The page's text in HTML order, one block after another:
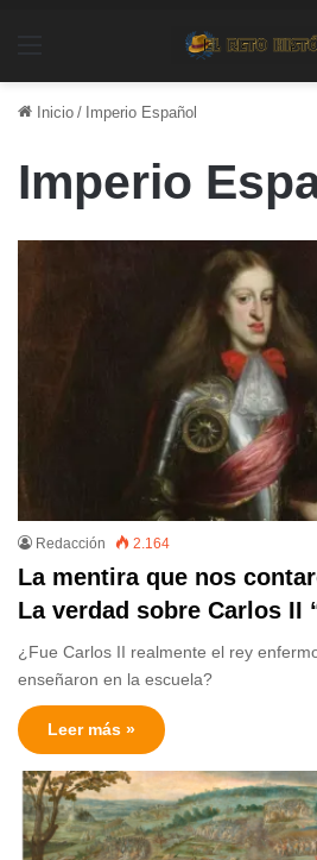
Inicio / Imperio Español
Imperio
Redacción 2.164
La mentira que nos
La verdad sobre Carlos II
¿Fue Carlos II realmente el rey
enseñaron en la escuela?
Leer más »